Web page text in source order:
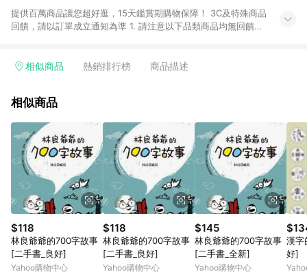
提供百萬商品讓您超好逛，15天鑑賞期購物保障！ 3C及特殊商品
回饋，請以訂單成立通知為準 1. 請注意以下品類商品均無回饋：
電玩/遊戲/相機/單眼/鏡頭/拍立得 [2024/6/1起適用] -內接硬
的購回饋活動享Yahoo超贈點回饋者 - 購物中心商店之商品：商
3. 訂單回饋金額將扣除運費/購物金/超贈點/福利金/紅利折抵/折
價券等虛擬貨幣折抵 4. 大宗採購或批發轉賣不具回饋資格： 如
有相關事證認定您為大宗採購、批發轉賣而非最終消費使用者，
相關認定以Yahoo購物中心之認定為準
相似商品 熱銷排行榜 商品描述
相似商品
$118
林良爺爺的700字故事
[二手書_良好]
Yahoo購物中心
$118
林良爺爺的700字故事
[二手書_良好]
Yahoo購物中心
$145
林良爺爺的700字故事
[二手書_全新]
Yahoo購物中心
漢字
好]